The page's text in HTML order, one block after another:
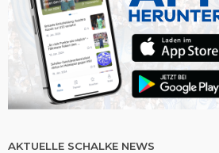
AKTUELLE SCHALKE NEWS